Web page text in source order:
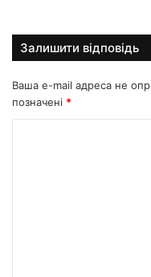
Залишити відповідь
Ваша e-mail адреса не
позначені *